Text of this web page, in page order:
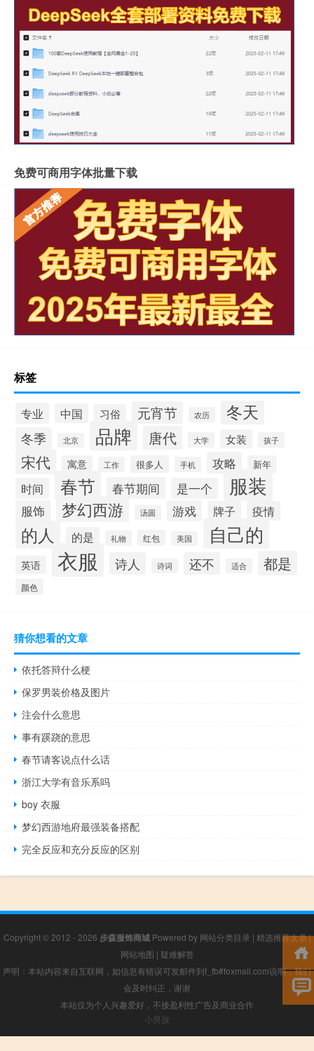
免费可商用字体批量下载
标签
专业 中国 习俗 元宵节 农历 冬天
冬季 北京 品牌 唐代 大学 女装 孩子
宋代 寓意 工作 很多人 手机 攻略 新年
时间 春节 春节期间 是一个 服装
服饰 梦幻西游 汤圆 游戏 牌子 疫情
的人 的是 礼物 红包 美国 自己的
英语 衣服 诗人 诗词 还不 适合 都是
颜色
猜你想看的文章
依托答辩什么梗
保罗男装价格及图片
注会什么意思
事有蹊跷的意思
春节请客说点什么话
浙江大学有音乐系吗
boy 衣服
梦幻西游地府最强装备搭配
完全反应和充分反应的区别
Copyright © 2012 - 2026 步森服饰商城Powered by 网站分类目录 | 精选推荐文章|
网站地图 | 疑难解答
声明：本站内容来自互联网，如信息有错误可发邮件到f_fb#foxmail.com说明，我们
会及时纠正，谢谢
本站仅为个人兴趣爱好，不接盈利性广告及商业合作
小男孩